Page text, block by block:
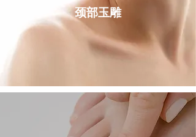
颈部玉雕